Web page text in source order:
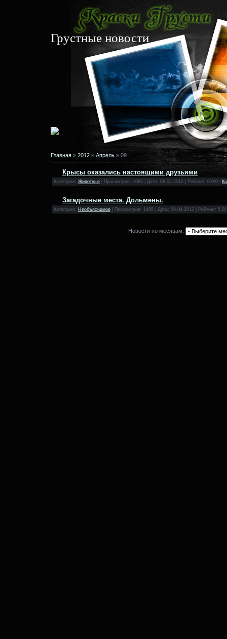
Грустные новости
Главная » 2012 » Апрель » 09
Крысы оказались настоящими друзьями
Категория: Животные | Просмотров: 1093 | Дата: 09.04.2012 | Рейтинг: 0.0/0 |
Загадочные места. Дольмены.
Категория: Необъяснимое | Просмотров: 1495 | Дата: 09.04.2012 | Рейтинг:
Новости по месяцам: